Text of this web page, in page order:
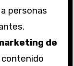
personas
de
contenido